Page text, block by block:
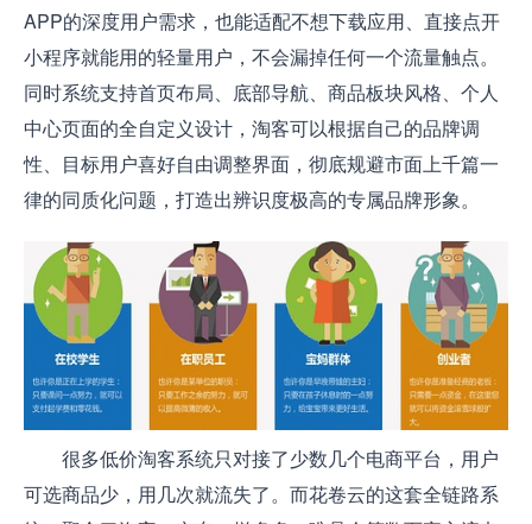
APP的深度用户需求，也能适配不想下载应用、直接点开
小程序就能用的轻量用户，不会漏掉任何一个流量触点。
同时系统支持首页布局、底部导航、商品板块风格、个人
中心页面的全自定义设计，淘客可以根据自己的品牌调
性、目标用户喜好自由调整界面，彻底规避市面上千篇一
律的同质化问题，打造出辨识度极高的专属品牌形象。
很多低价淘客系统只对接了少数几个电商平台，用户
可选商品少，用几次就流失了。而花卷云的这套全链路系